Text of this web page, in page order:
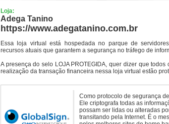
Loja:
Adega Tanino
https://www.adegatanino.com.br
Essa loja virtual está hospedada no parque de
recursos atuais que garantem a segurança no tráfego de
A presença do selo LOJA PROTEGIDA, quer dizer que
realização da transação financeira nessa loja virtual estão
Como protocolo de segurança
Ele criptografa todas as
possam ser lidas ou alteradas
transitando pela Internet. É o